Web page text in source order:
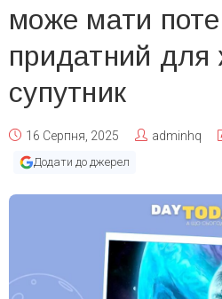
може мати
придатний для
супутник
16 Серпня, 2025 adminhq
Додати до джерел